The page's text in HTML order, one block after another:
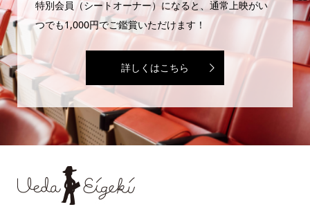
特別会員（シートオーナー）になると、通常上映がい
つでも1,000円でご鑑賞いただけます！
詳しくはこちら